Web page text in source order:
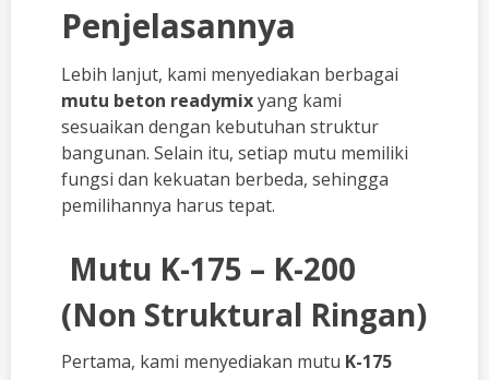
Penjelasannya
Lebih lanjut, kami menyediakan berbagai
mutu beton readymixyang kami
sesuaikan dengan kebutuhan struktur
bangunan. Selain itu, setiap mutu memiliki
fungsi dan kekuatan berbeda, sehingga
pemilihannya harus tepat.
Mutu K-175 – K-200
(Non Struktural Ringan)
Pertama, kami menyediakan mutu K-175